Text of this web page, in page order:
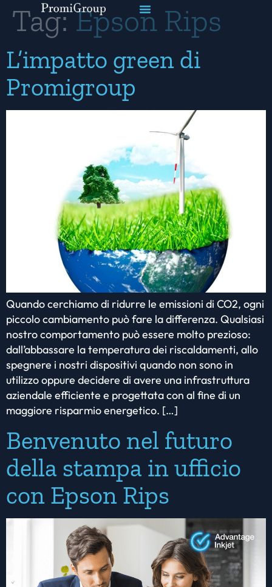
Tag:Epson Rips
L’impatto green di
Promigroup
Quando cerchiamo di ridurre le emissioni di CO2, ogni
piccolo cambiamento può fare la differenza. Qualsiasi
nostro comportamento può essere molto prezioso:
dall’abbassare la temperatura dei riscaldamenti, allo
spegnere i nostri dispositivi quando non sono in
utilizzo oppure decidere di avere una infrastruttura
aziendale efficiente e progettata con al fine di un
maggiore risparmio energetico. […]
Benvenuto nel futuro
della stampa in ufficio
con Epson Rips